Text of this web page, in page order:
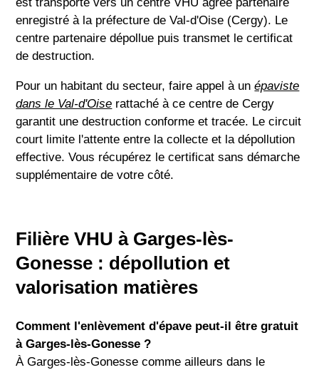
enregistré à la préfecture de Val-d'Oise (Cergy). Le
centre partenaire dépollue puis transmet le certificat
de destruction.
Pour un habitant du secteur, faire appel à unépaviste
dans le Val-d'Oise rattaché à ce centre de Cergy
garantit une destruction conforme et tracée. Le circuit
court limite l'attente entre la collecte et la dépollution
effective. Vous récupérez le certificat sans démarche
supplémentaire de votre côté.
Filière VHU à Garges-lès-
Gonesse : dépollution et
valorisation matières
Comment l'enlèvement d'épave peut-il être gratuit
à Garges-lès-Gonesse ?
À Garges-lès-Gonesse comme ailleurs dans le